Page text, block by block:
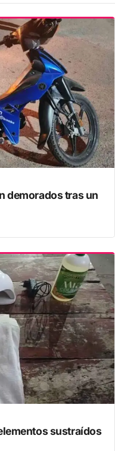
demorados tras un
sustraídos